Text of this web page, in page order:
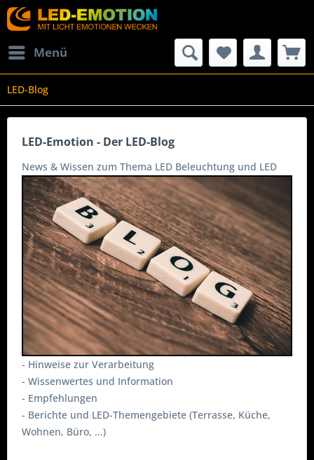
Menü
LED-Blog
LED-Emotion - Der LED-Blog
News & Wissen zum Thema LED Beleuchtung und LED
- Hinweise zur Verarbeitung
- Wissenwertes und Information
- Empfehlungen
- Berichte und LED-Themengebiete (Terrasse, Küche,
Wohnen, Büro, ...)